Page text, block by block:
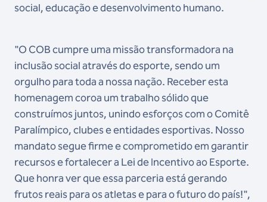
social, educação e desenvolvimento humano.
"O COB cumpre uma missão transformadora na
inclusão social através do esporte, sendo um
orgulho para toda a nossa nação. Receber esta
homenagem coroa um trabalho sólido que
construímos juntos, unindo esforços com o Comitê
Paralímpico, clubes e entidades esportivas. Nosso
mandato segue firme e comprometido em garantir
recursos e fortalecer a Lei de Incentivo ao Esporte.
Que honra ver que essa parceria está gerando
frutos reais para os atletas e para o futuro do país!",